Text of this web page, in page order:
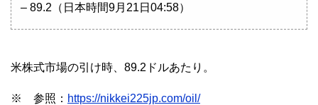
– 89.2（日本時間9月21日04:58）
米株式市場の引け時、89.2ドルあたり。
※ 参照： https://nikkei225jp.com/oil/